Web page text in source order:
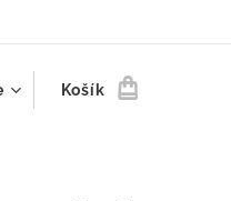
Košík